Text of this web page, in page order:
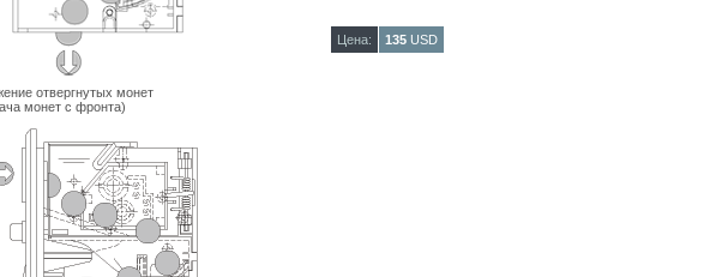
Цена: 135 USD
отвергнутых монет
монет с фронта)